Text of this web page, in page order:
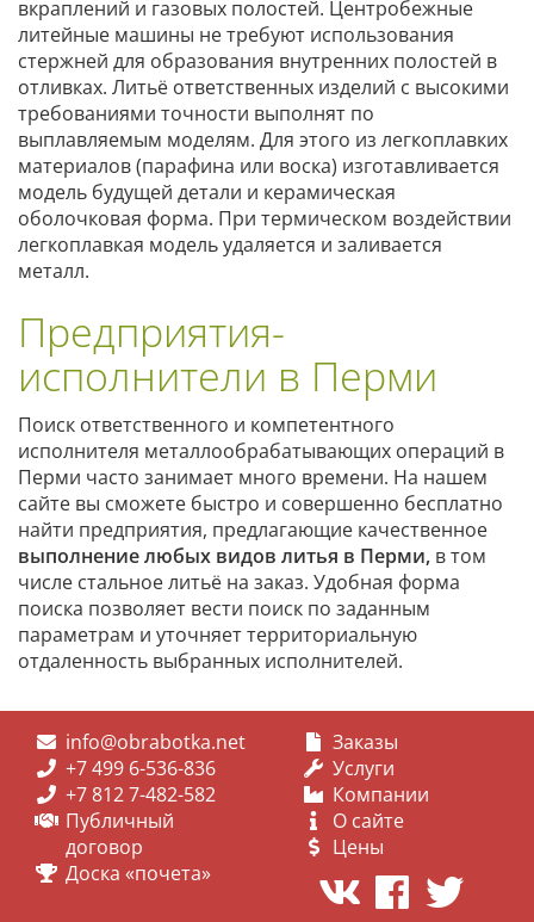
вкраплений и газовых полостей. Центробежные
литейные машины не требуют использования
стержней для образования внутренних полостей в
отливках. Литьё ответственных изделий с высокими
требованиями точности выполнят по
выплавляемым моделям. Для этого из легкоплавких
материалов (парафина или воска) изготавливается
модель будущей детали и керамическая
оболочковая форма. При термическом воздействии
легкоплавкая модель удаляется и заливается
металл.
Предприятия-
исполнители в Перми
Поиск ответственного и компетентного
исполнителя металлообрабатывающих операций в
Перми часто занимает много времени. На нашем
сайте вы сможете быстро и совершенно бесплатно
найти предприятия, предлагающие качественное
выполнение любых видов литья в Перми, в том
числе стальное литьё на заказ. Удобная форма
поиска позволяет вести поиск по заданным
параметрам и уточняет территориальную
отдаленность выбранных исполнителей.
info@obrabotka.net
+7 499 6-536-836
+7 812 7-482-582
Публичный
договор
Доска «почета»
Заказы
Услуги
Компании
О сайте
Цены